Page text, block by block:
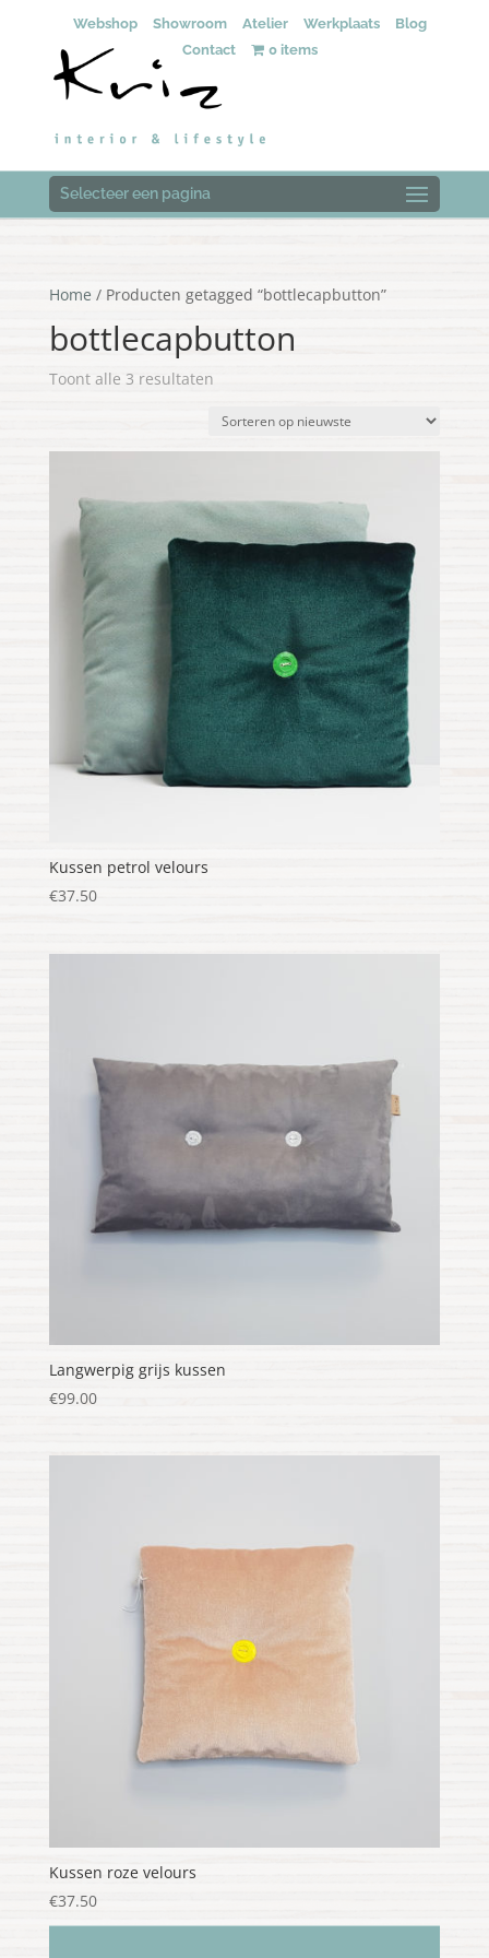
Webshop Showroom Atelier Werkplaats
Blog
Contact
0 items
Selecteer een pagina
Home / Producten getagged “bottlecapbutton”
bottlecapbutton
Toont alle 3 resultatenGesorteerd
nieuwste
Kussen petrol velours
€37.50
Langwerpig grijs kussen
€99.00
Kussen roze velours
€37.50